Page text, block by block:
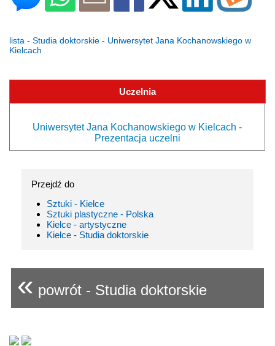
lista - Studia doktorskie - Uniwersytet Jana Kochanowskiego w
Kielcach
Uczelnia
Uniwersytet Jana Kochanowskiego w Kielcach -
Prezentacja uczelni
Przejdź do
Sztuki - Kielce
Sztuki plastyczne - Polska
Kielce - artystyczne
Kielce - Studia doktorskie
« powrót - Studia doktorskie